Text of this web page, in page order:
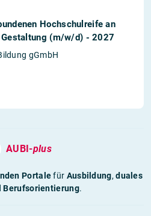
Hochschulreife an
(m/w/d) - 2027
gGmbH
AUBI-plus
Portalefür Ausbildung,duales
Berufsorientierung.